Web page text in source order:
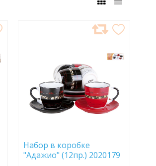
Набор в коробке
"Адажио" (12пр.) 2020179